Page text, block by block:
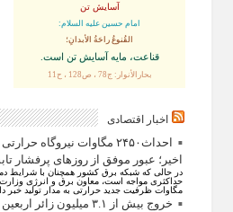
آسایش تن
امام حسین علیه السلام:
القُنوعُ راحَةُ الأبدانِ؛
قناعت، مايه آسايش تن است.
بحارالأنوار: ج78 ، ص128 ، ح11
اخبار اقتصادی
احداث۲۴۵۰ مگاوات نیروگاه
اخیر؛ عبور موفق از روز‌های پرفشار
در حالی که شبکه برق کشور همچنان با شرایط
مگاوات ظرفیت جدید حرارتی به مدار تولید خبر
خروج بیش از ۳.۱ میلیون